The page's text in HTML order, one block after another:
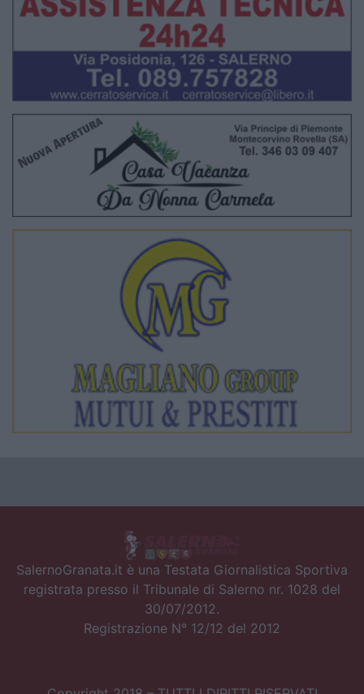
SalernoGranata.it è una Testata Giornalistica Sportiva
registrata presso il Tribunale di Salerno nr. 1028 del
30/07/2012.
Registrazione N° 12/12 del 2012